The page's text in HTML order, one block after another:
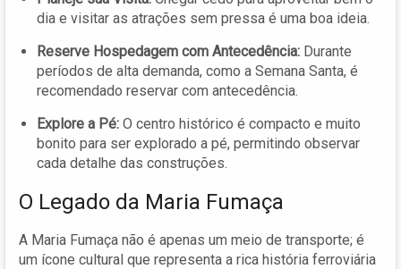
dia e visitar as atrações sem pressa é uma boa ideia.
Reserve Hospedagem com Antecedência: Durante
períodos de alta demanda, como a Semana Santa, é
recomendado reservar com antecedência.
Explore a Pé: O centro histórico é compacto e muito
bonito para ser explorado a pé, permitindo observar
cada detalhe das construções.
O Legado da Maria Fumaça
A Maria Fumaça não é apenas um meio de transporte; é
um ícone cultural que representa a rica história ferroviária